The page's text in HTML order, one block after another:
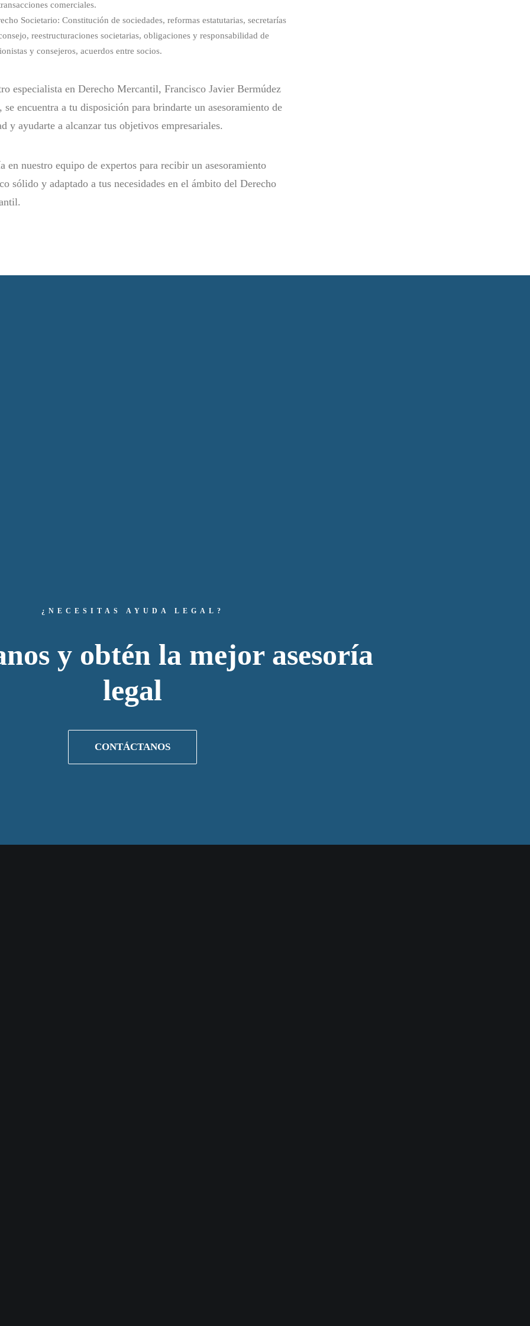
comerciales.
Societario: Constitución de sociedades, reformas estatutarias, secretarías
reestructuraciones societarias, obligaciones y responsabilidad de
y consejeros, acuerdos entre socios.
especialista en Derecho Mercantil, Francisco Javier Bermúdez
se encuentra a tu disposición para brindarte un asesoramiento de
y ayudarte a alcanzar tus objetivos empresariales.
en nuestro equipo de expertos para recibir un asesoramiento
sólido y adaptado a tus necesidades en el ámbito del Derecho
¿NECESITAS AYUDA LEGAL?
y obtén la mejor asesoría
legal
CONTÁCTANOS